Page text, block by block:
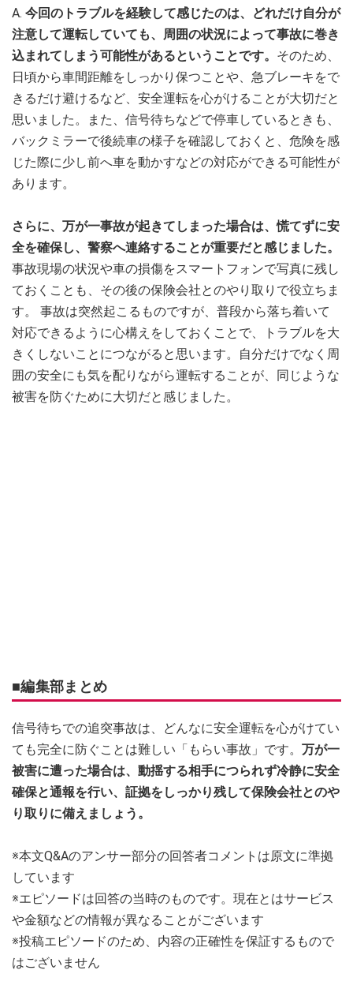
A. 今回のトラブルを経験して感じたのは、どれだけ自分が
注意して運転していても、周囲の状況によって事故に巻き
込まれてしまう可能性があるということです。 そのため、
日頃から車間距離をしっかり保つことや、急ブレーキをで
きるだけ避けるなど、安全運転を心がけることが大切だと
思いました。また、信号待ちなどで停車しているときも、
バックミラーで後続車の様子を確認しておくと、危険を感
じた際に少し前へ車を動かすなどの対応ができる可能性が
あります。
さらに、万が一事故が起きてしまった場合は、慌てずに安
全を確保し、警察へ連絡することが重要だと感じました。
事故現場の状況や車の損傷をスマートフォンで写真に残し
ておくことも、その後の保険会社とのやり取りで役立ちま
す。 事故は突然起こるものですが、普段から落ち着いて
対応できるように心構えをしておくことで、トラブルを大
きくしないことにつながると思います。自分だけでなく周
囲の安全にも気を配りながら運転することが、同じような
被害を防ぐために大切だと感じました。
■編集部まとめ
信号待ちでの追突事故は、どんなに安全運転を心がけてい
ても完全に防ぐことは難しい「もらい事故」です。 万が一
被害に遭った場合は、動揺する相手につられず冷静に安全
確保と通報を行い、証拠をしっかり残して保険会社とのや
り取りに備えましょう。
※本文Q&Aのアンサー部分の回答者コメントは原文に準拠
しています
※エピソードは回答の当時のものです。現在とはサービス
や金額などの情報が異なることがございます
※投稿エピソードのため、内容の正確性を保証するもので
はございません